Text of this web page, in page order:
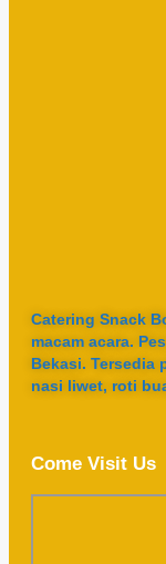
Catering Snack
macam acara.
Bekasi. Tersedia
nasi liwet, roti
Come Visit Us